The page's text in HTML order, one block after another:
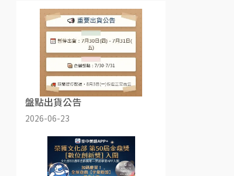
盤點出貨公告
2026-06-23